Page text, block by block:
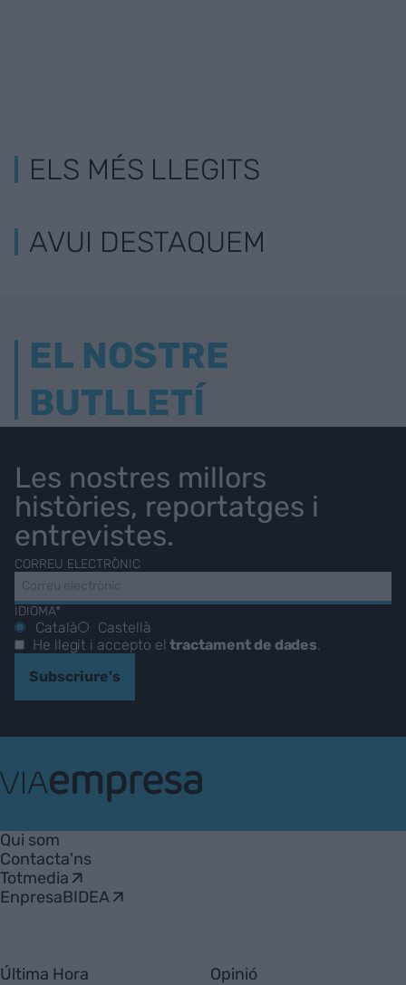
ELS MÉS LLEGITS
AVUI DESTAQUEM
EL NOSTRE
BUTLLETÍ
Les nostres millors
històries, reportatges i
entrevistes.
CORREU ELECTRÒNIC
IDIOMA*
Català
Castellà
He llegit i accepto eltractament de dades
Subscriure's
Empresa
Qui som
Contacta'ns
Totmedia
EnpresaBIDEA
Última Hora Opinió